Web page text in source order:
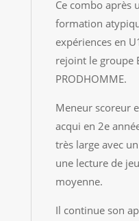
Ce combo après
formation
expériences en
rejoint le groupe
PRODHOMME.
Meneur scoreur
acqui en 2e
très large avec
une lecture de
moyenne.
Il continue son